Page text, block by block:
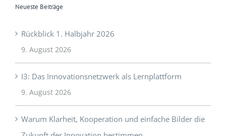
9. August 2026
9. August 2026
Zukunft der Innovation bestimmen